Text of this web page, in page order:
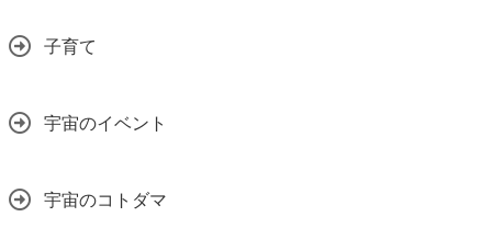
子育て
宇宙のイベント
宇宙のコトダマ